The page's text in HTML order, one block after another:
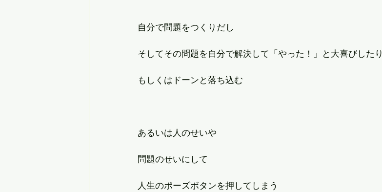
自分で問題をつくりだし
そしてその問題を自分で解決して「やった！」と大喜びしたり
もしくはドーンと落ち込む
あるいは人のせいや
問題のせいにして
人生のポーズボタンを押してしまう